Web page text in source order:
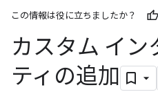
この情報は役に立ちましたか？
カスタム イン
ティの追加